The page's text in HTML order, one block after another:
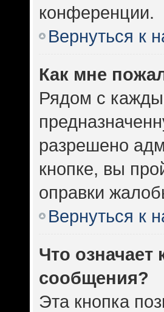
конференции.
Вернуться к
Как мне
Рядом с
разрешено
кнопке, вы
оправки
Вернуться к
Что означает
сообщения?
Эта кнопка